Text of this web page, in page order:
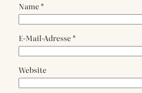
Name *
E-Mail-Adresse *
Website